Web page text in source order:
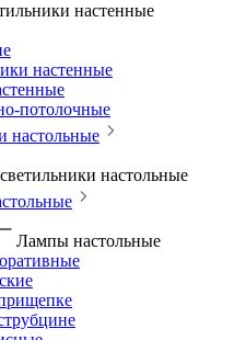
настенные
настенные
потолочные
настольные
настольные
Лампы настольные